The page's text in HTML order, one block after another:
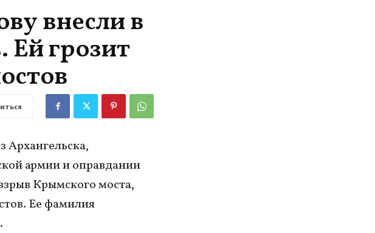
внесли в
Ей грозит
Архангельска,
армии и оправдании
Крымского моста,
Ее фамилия